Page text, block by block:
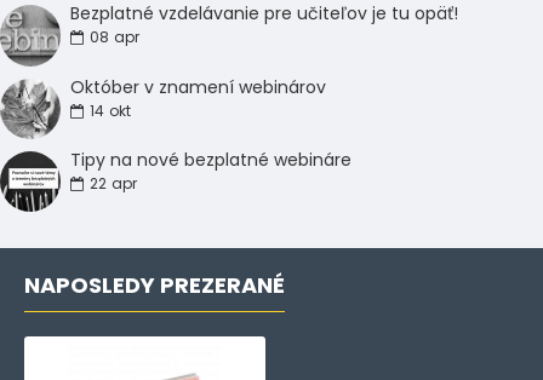
Bezplatné vzdelávanie pre učiteľov je tu opäť!
08 apr
Október v znamení webinárov
14 okt
Tipy na nové bezplatné webináre
22 apr
NAPOSLEDY PREZERANÉ